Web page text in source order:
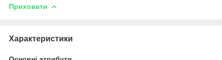
Приховати
Характеристики